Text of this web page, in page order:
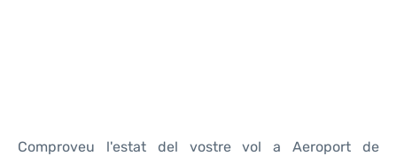
Comproveu l'estat del vostre vol a Aeroport de